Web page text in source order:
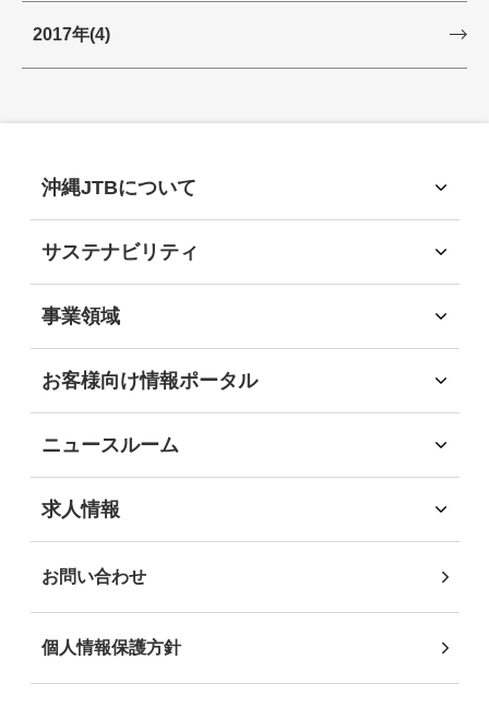
2017年(4)
沖縄JTBについて
経営理念
会社概要
会社沿革
サステナビリティ
環境
社会
経済
DEIB推進
沖縄JTB サステナビリティレポート2025
事業領域
ソリューション領域
自社企画・運営領域
お客様向け情報ポータル
自治体・行政機関のお客様
学校・教育機関のお客様
事業パートナーの皆様
ニュースルーム
求人情報
お問い合わせ
個人情報保護方針